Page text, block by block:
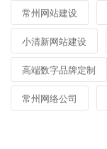
常州网站建设
小清新网站建设
高端数字品牌定制
常州网络公司